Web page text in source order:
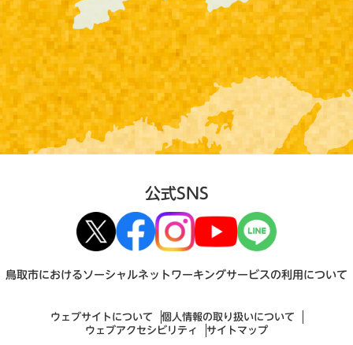
公式SNS
鳥取市におけるソーシャルネットワーキングサービスの利用について
ウェブサイトについて
個人情報の取り扱いについて
ウェブアクセシビリティ
サイトマップ